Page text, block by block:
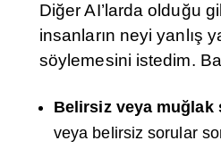
Diğer AI’larda olduğu
insanların neyi yanlış
söylemesini istedim.
Belirsiz veya muğlak
veya belirsiz sorular